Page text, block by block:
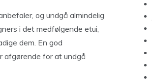
og undgå almindelig
i det medfølgende etui,
dem. En god
afgørende for at undgå